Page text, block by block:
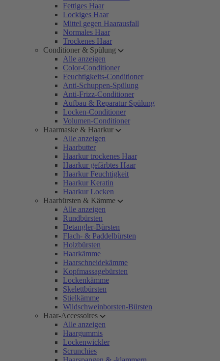
Fettiges Haar
Lockiges Haar
Mittel gegen Haarausfall
Normales Haar
Trockenes Haar
Conditioner & Spülung
Alle anzeigen
Color-Conditioner
Feuchtigkeits-Conditioner
Anti-Schuppen-Spülung
Anti-Frizz-Conditioner
Aufbau & Reparatur Spülung
Locken-Conditioner
Volumen-Conditioner
Haarmaske & Haarkur
Alle anzeigen
Haarbutter
Haarkur trockenes Haar
Haarkur gefärbtes Haar
Haarkur Feuchtigkeit
Haarkur Keratin
Haarkur Locken
Haarbürsten & Kämme
Alle anzeigen
Rundbürsten
Detangler-Bürsten
Flach- & Paddelbürsten
Holzbürsten
Haarkämme
Haarschneidekämme
Kopfmassagebürsten
Lockenkämme
Skelettbürsten
Stielkämme
Wildschweinborsten-Bürsten
Haar-Accessoires
Alle anzeigen
Haargummis
Lockenwickler
Scrunchies